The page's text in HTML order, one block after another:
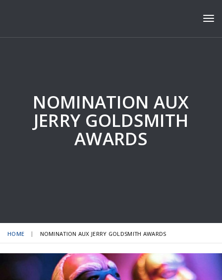
NOMINATION AUX
JERRY GOLDSMITH
AWARDS
HOME NOMINATION AUX JERRY GOLDSMITH AWARDS